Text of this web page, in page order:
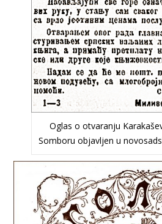
Oglas o otvaranju
Somboru objavljen u